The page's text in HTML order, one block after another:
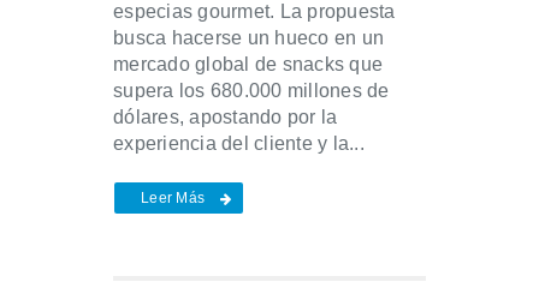
especias gourmet. La propuesta
busca hacerse un hueco en un
mercado global de snacks que
supera los 680.000 millones de
dólares, apostando por la
experiencia del cliente y la...
Leer Más